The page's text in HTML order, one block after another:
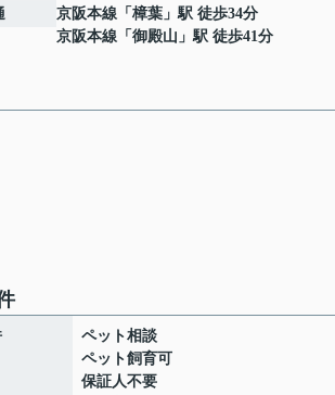
京阪本線 「 樟葉 」駅 徒歩34分
京阪本線 「 御殿山 」駅 徒歩41分
ペット相談
ペット飼育可
保証人不要